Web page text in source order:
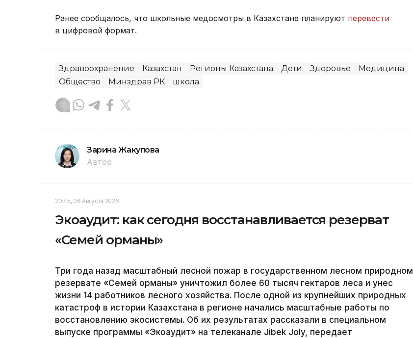
Ранее сообщалось, что школьные медосмотры в Казахстане планируют перевести
в цифровой формат.
Здравоохранение Казахстан Регионы Казахстана Дети Здоровье
Медицина
Общество
Минздрав РК школа
Зарина Жакупова
Автор
20:45, 06 Августа 2026
Экоаудит: как сегодня восстанавливается резерват
«Семей орманы»
Три года назад масштабный лесной пожар в государственном лесном природном
резервате «Семей орманы» уничтожил более 60 тысяч гектаров леса и унес
жизни 14 работников лесного хозяйства. После одной из крупнейших природных
катастроф в истории Казахстана в регионе начались масштабные работы по
восстановлению экосистемы. Об их результатах рассказали в специальном
выпуске программы «Экоаудит» на телеканале Jibek Joly, передает